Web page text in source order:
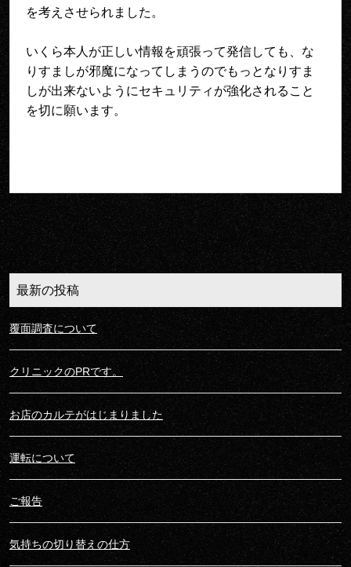
を考えさせられました。
いくら本人が正しい情報を頑張って発信しても、な
りすましが邪魔になってしまうのでもっとなりすま
しが出来ないようにセキュリティが強化されること
を切に願います。
最新の投稿
覆面調査について
クリニックのPRです。
お店のカルテがはじまりました
運転について
ご報告
気持ちの切り替えの仕方